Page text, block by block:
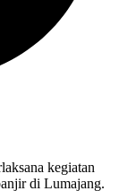
kegiatan
di Lumajang.